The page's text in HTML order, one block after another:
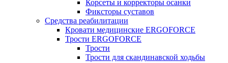
Корсеты и корректоры осанки
Фиксторы суставов
Средства реабилитации
Кровати медицинские ERGOFORCE
Трости ERGOFORCE
Трости
Трости для скандинавской ходьбы